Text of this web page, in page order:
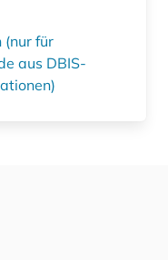
für
aus DBIS-